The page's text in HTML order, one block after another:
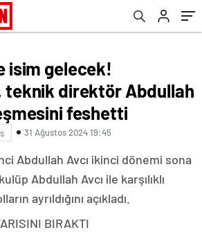
isim gelecek!
teknik direktör Abdullah
feshetti
31 Ağustos 2024 19:45
Abdullah Avcı ikinci dönemi sona
Abdullah Avcı ile karşılıklı
ayrıldığını açıkladı.
BIRAKTI